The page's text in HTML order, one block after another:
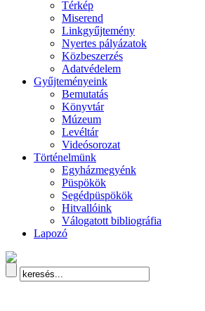
Térkép
Miserend
Linkgyűjtemény
Nyertes pályázatok
Közbeszerzés
Adatvédelem
Gyűjteményeink
Bemutatás
Könyvtár
Múzeum
Levéltár
Videósorozat
Történelmünk
Egyházmegyénk
Püspökök
Segédpüspökök
Hitvallóink
Válogatott bibliográfia
Lapozó